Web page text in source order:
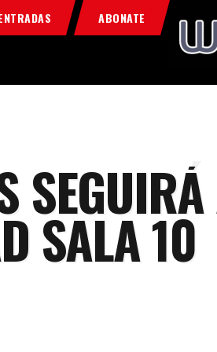
ABONATE
SALA 10